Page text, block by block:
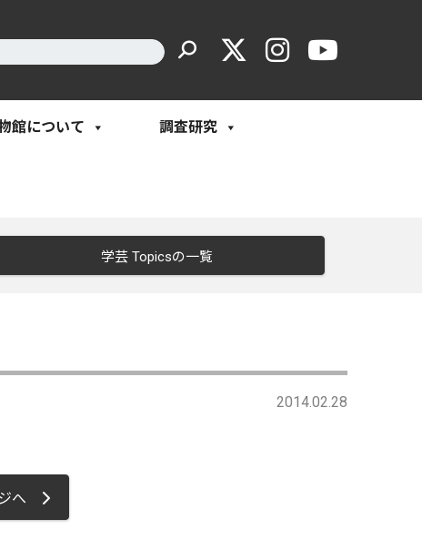
館について 調査研究
学芸 Topicsの一覧
2014.02.28
へ